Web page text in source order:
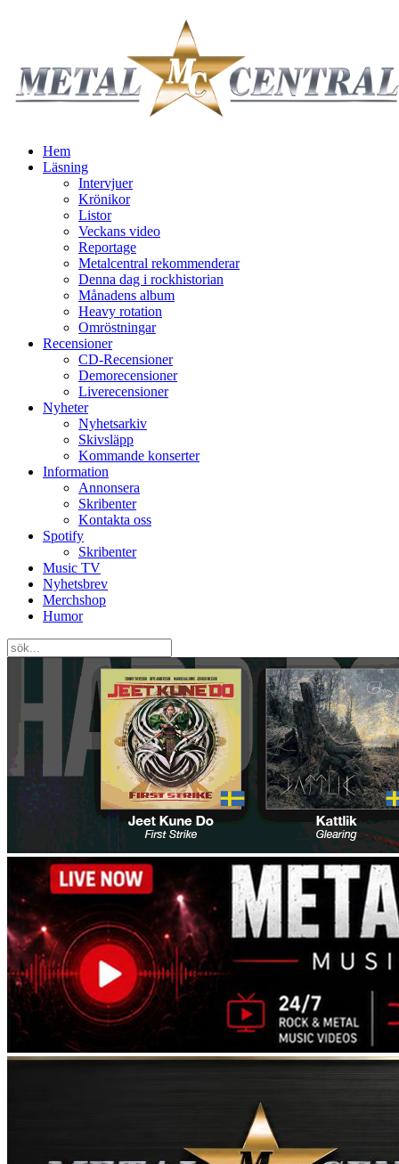
Hem
Läsning
Intervjuer
Krönikor
Listor
Veckans video
Reportage
Metalcentral rekommenderar
Denna dag i rockhistorian
Månadens album
Heavy rotation
Omröstningar
Recensioner
CD-Recensioner
Demorecensioner
Liverecensioner
Nyheter
Nyhetsarkiv
Skivsläpp
Kommande konserter
Information
Annonsera
Skribenter
Kontakta oss
Spotify
Skribenter
Music TV
Nyhetsbrev
Merchshop
Humor